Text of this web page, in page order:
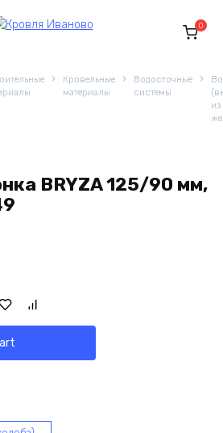
0
Кровельные
материалы
Водосточные
системы
из
BRYZA 125/90 мм,